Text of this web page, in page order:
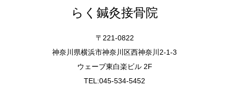
らく鍼灸接骨院
〒221-0822
神奈川県横浜市神奈川区西神奈川2-1-3
ウェーブ東白楽ビル 2F
TEL:045-534-5452